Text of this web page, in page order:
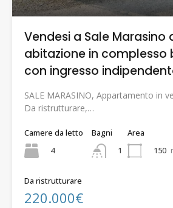
Vendesi a Sale Marasino
abitazione in complesso
con ingresso
SALE MARASINO, Appartamento in
Da ristrutturare,…
Camere da letto
4
Bagni
1
Area
150
Da ristrutturare
220.000€